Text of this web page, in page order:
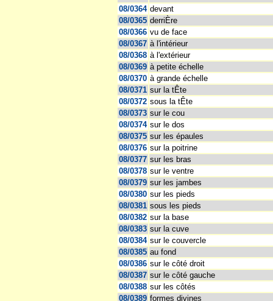
08/0364 devant
08/0365 derriÈre
08/0366 vu de face
08/0367 à l'intérieur
08/0368 à l'extérieur
08/0369 à petite échelle
08/0370 à grande échelle
08/0371 sur la tÊte
08/0372 sous la tÊte
08/0373 sur le cou
08/0374 sur le dos
08/0375 sur les épaules
08/0376 sur la poitrine
08/0377 sur les bras
08/0378 sur le ventre
08/0379 sur les jambes
08/0380 sur les pieds
08/0381 sous les pieds
08/0382 sur la base
08/0383 sur la cuve
08/0384 sur le couvercle
08/0385 au fond
08/0386 sur le côté droit
08/0387 sur le côté gauche
08/0388 sur les côtés
08/0389 formes divines